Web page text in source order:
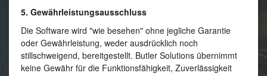
5. Gewährleistungsausschluss
Die Software wird "wie besehen" ohne jegliche Garantie
oder Gewährleistung, weder ausdrücklich noch
stillschweigend, bereitgestellt. Butler Solutions übernimmt
keine Gewähr für die Funktionsfähigkeit, Zuverlässigkeit